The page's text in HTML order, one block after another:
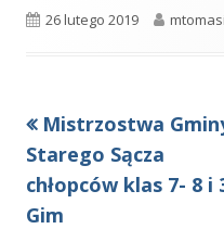
Opublikowano
26 lutego 2019 Autor
Nawigacja
wpisu
Poprzedni
artykół
Mistrzostwa
Starego Sącza
chłopców klas 7- 8 i
Gim